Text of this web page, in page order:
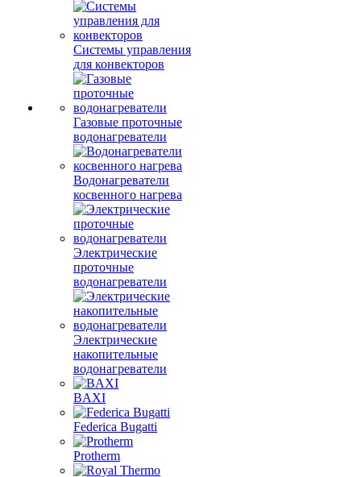
Системы управления
для конвекторов
Газовые проточные
водонагреватели
Водонагреватели
косвенного нагрева
Электрические
проточные
водонагреватели
Электрические
накопительные
водонагреватели
BAXI
Federica Bugatti
Protherm